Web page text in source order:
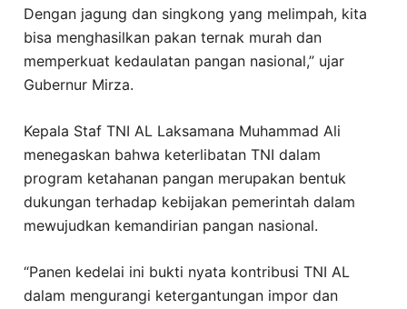
Dengan jagung dan singkong yang melimpah, kita
bisa menghasilkan pakan ternak murah dan
memperkuat kedaulatan pangan nasional,” ujar
Gubernur Mirza.
Kepala Staf TNI AL Laksamana Muhammad Ali
menegaskan bahwa keterlibatan TNI dalam
program ketahanan pangan merupakan bentuk
dukungan terhadap kebijakan pemerintah dalam
mewujudkan kemandirian pangan nasional.
“Panen kedelai ini bukti nyata kontribusi TNI AL
dalam mengurangi ketergantungan impor dan